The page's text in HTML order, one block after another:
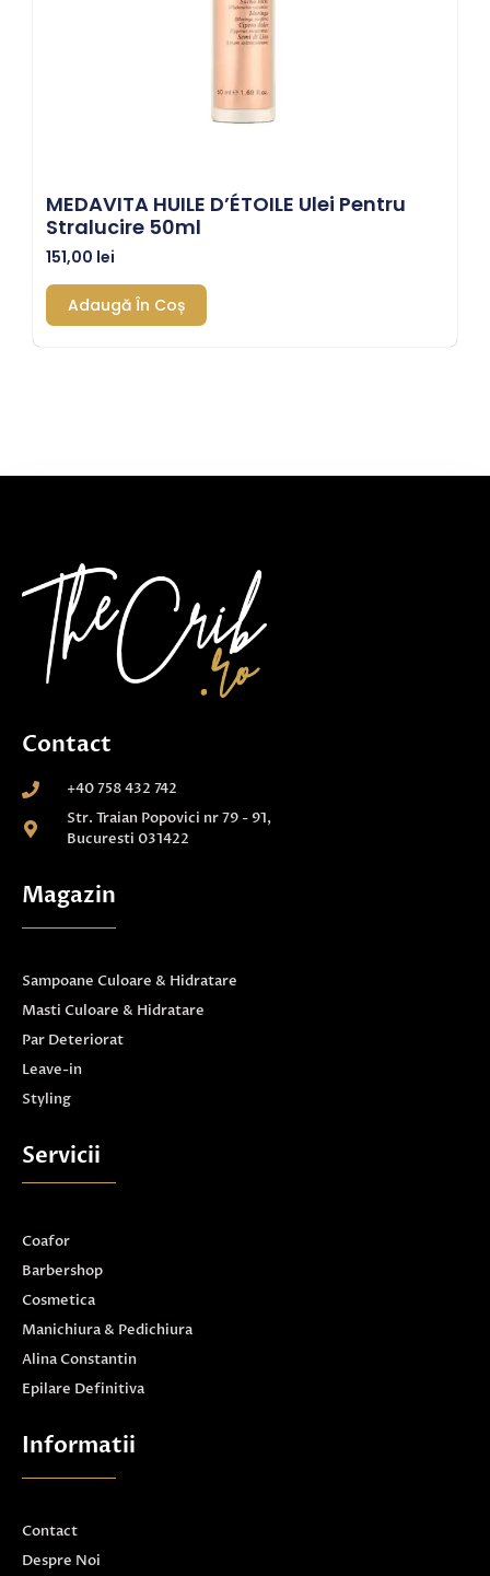
MEDAVITA HUILE D’ÉTOILE Ulei Pentru
Stralucire 50ml
151,00 lei
Adaugă În Coș
Contact
+40 758 432 742
Str. Traian Popovici nr 79 - 91,
Bucuresti 031422
Magazin
Sampoane Culoare & Hidratare
Masti Culoare & Hidratare
Par Deteriorat
Leave-in
Styling
Servicii
Coafor
Barbershop
Cosmetica
Manichiura & Pedichiura
Alina Constantin
Epilare Definitiva
Informatii
Contact
Despre Noi